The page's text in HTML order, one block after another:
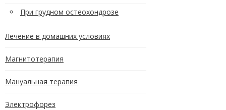
При грудном остеохондрозе
Лечение в домашних условиях
Магнитотерапия
Мануальная терапия
Электрофорез